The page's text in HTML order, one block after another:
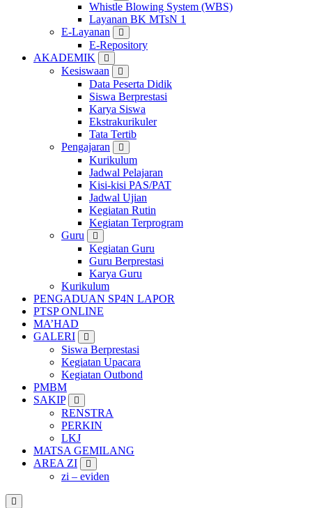
Whistle Blowing System (WBS)
Layanan BK MTsN 1
E-Layanan
E-Repository
AKADEMIK
Kesiswaan
Data Peserta Didik
Siswa Berprestasi
Karya Siswa
Ekstrakurikuler
Tata Tertib
Pengajaran
Kurikulum
Jadwal Pelajaran
Kisi-kisi PAS/PAT
Jadwal Ujian
Kegiatan Rutin
Kegiatan Terprogram
Guru
Kegiatan Guru
Guru Berprestasi
Karya Guru
Kurikulum
PENGADUAN SP4N LAPOR
PTSP ONLINE
MA’HAD
GALERI
Siswa Berprestasi
Kegiatan Upacara
Kegiatan Outbond
PMBM
SAKIP
RENSTRA
PERKIN
LKJ
MATSA GEMILANG
AREA ZI
zi – eviden